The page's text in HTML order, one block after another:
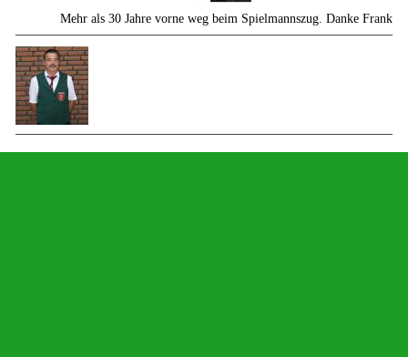
Mehr als 30 Jahre vorne weg beim Spielmannszug. Danke Frank